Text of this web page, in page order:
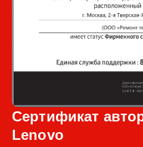
Сертификат
Lenovo